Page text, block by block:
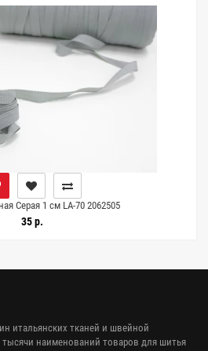
Серая 1 см LA-70 2062505
35 р.
итальянских тканей и швейной
тысячи наименований товаров для шитья